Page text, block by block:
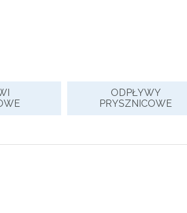
ODPŁYWY
PRYSZNICOWE